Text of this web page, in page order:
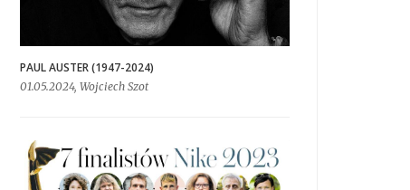
PAUL AUSTER (1947-2024)
01.05.2024, Wojciech Szot